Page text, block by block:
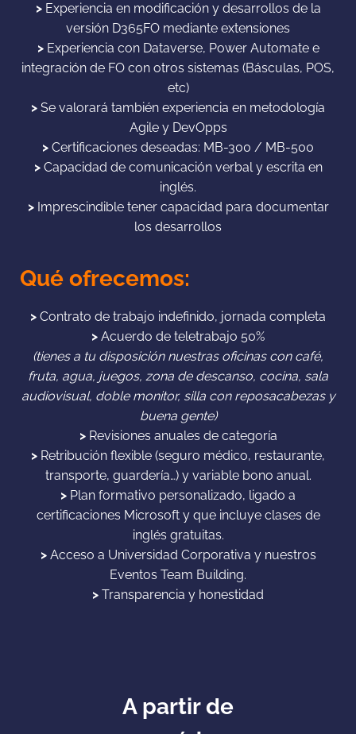
> Experiencia en modificación y desarrollos de la
versión D365FO mediante extensiones
> Experiencia con Dataverse, Power Automate e
integración de FO con otros sistemas (Básculas, POS,
etc)
> Se valorará también experiencia en metodología
Agile y DevOpps
> Certificaciones deseadas: MB-300 / MB-500
> Capacidad de comunicación verbal y escrita en
inglés.
> Imprescindible tener capacidad para documentar
los desarrollos
Qué ofrecemos:
> Contrato de trabajo indefinido, jornada completa
> Acuerdo de teletrabajo 50%
(tienes a tu disposición nuestras oficinas con café,
fruta, agua, juegos, zona de descanso, cocina, sala
audiovisual, doble monitor, silla con reposacabezas y
buena gente)
>Revisiones anuales de categoría
> Retribución flexible (seguro médico, restaurante,
transporte, guardería…) y variable bono anual.
> Plan formativo personalizado, ligado a
certificaciones Microsoft y que incluye clases de
inglés gratuitas.
> Acceso a Universidad Corporativa y nuestros
Eventos Team Building.
> Transparencia y honestidad
A partir de